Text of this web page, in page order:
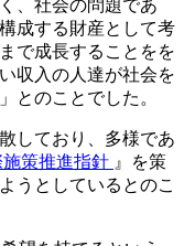
、社会の問題であ
成する財産として考
で成長することをを
収入の人達が社会を
とのことでした。
しており、多様であ
策推進指針 』を策
うとしているとのこ